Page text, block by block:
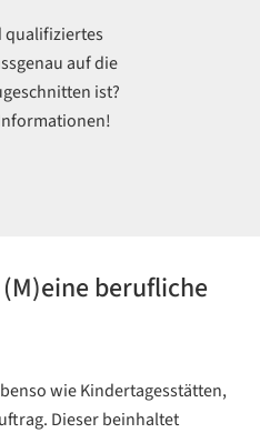
qualifiziertes
auf die
ist?
berufliche
wie Kindertagesstätten,
Dieser beinhaltet